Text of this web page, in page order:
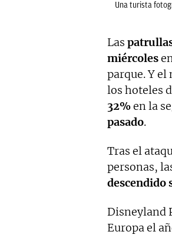
Una turista
Las
miércoles
parque. Y
los hoteles
32%en la
pasado.
Tras el
personas,
descendido
Disneyland
Europa el